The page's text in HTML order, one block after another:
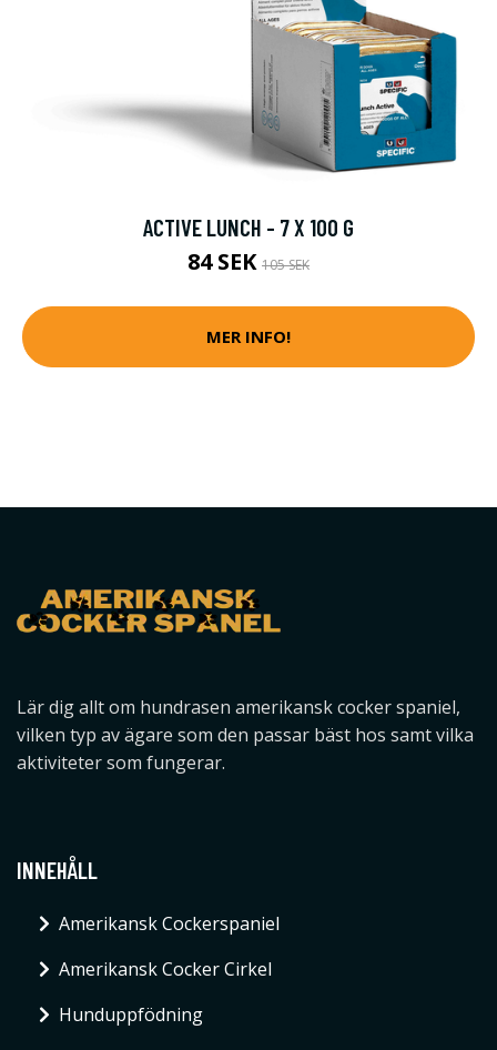
ACTIVE LUNCH - 7 X 100 G
84 SEK 105 SEK
MER INFO!
Lär dig allt om hundrasen amerikansk cocker spaniel,
vilken typ av ägare som den passar bäst hos samt vilka
aktiviteter som fungerar.
INNEHÅLL
Amerikansk Cockerspaniel
Amerikansk Cocker Cirkel
Hunduppfödning